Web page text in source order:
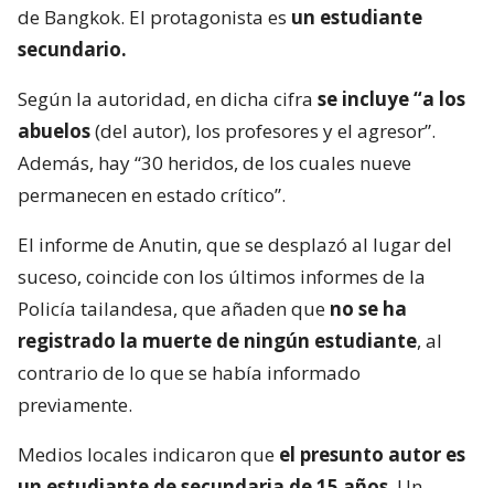
de Bangkok. El protagonista es un estudiante
secundario.
Según la autoridad, en dicha cifra se incluye “a los
abuelos(del autor), los profesores y el agresor”.
Además, hay “30 heridos, de los cuales nueve
permanecen en estado crítico”.
El informe de Anutin, que se desplazó al lugar del
suceso, coincide con los últimos informes de la
Policía tailandesa, que añaden que no se ha
registrado la muerte de ningún estudiante, al
contrario de lo que se había informado
previamente.
Medios locales indicaron que el presunto autor es